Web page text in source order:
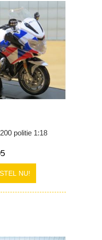
politie 1:18